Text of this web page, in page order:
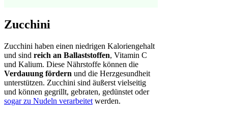
Zucchini
Zucchini haben einen niedrigen Kaloriengehalt
und sind reich an Ballaststoffen, Vitamin C
und Kalium. Diese Nährstoffe können die
Verdauung fördern und die Herzgesundheit
unterstützen. Zucchini sind äußerst vielseitig
und können gegrillt, gebraten, gedünstet oder
sogar zu Nudeln verarbeitet werden.